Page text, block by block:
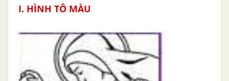
I. HÌNH TÔ MÀU